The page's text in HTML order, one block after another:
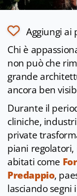
Aggiungi ai
Chi è
non può che
grande
ancora ben
Durante il
cliniche,
private
piani
abitati come
Predappio,
lasciando segni